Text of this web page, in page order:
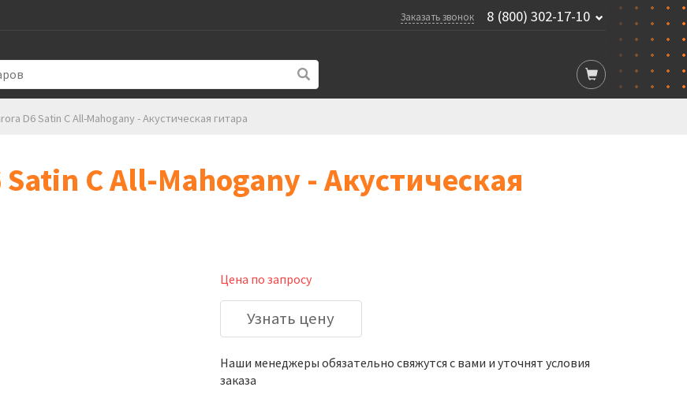
Заказать звонок 8 (800) 302-17-10
D6 Satin C All-Mahogany - Акустическая гитара
Satin C All-Mahogany - Акустическая
Цена по запросу
Узнать цену
Наши менеджеры обязательно свяжутся с вами и уточнят условия
заказа